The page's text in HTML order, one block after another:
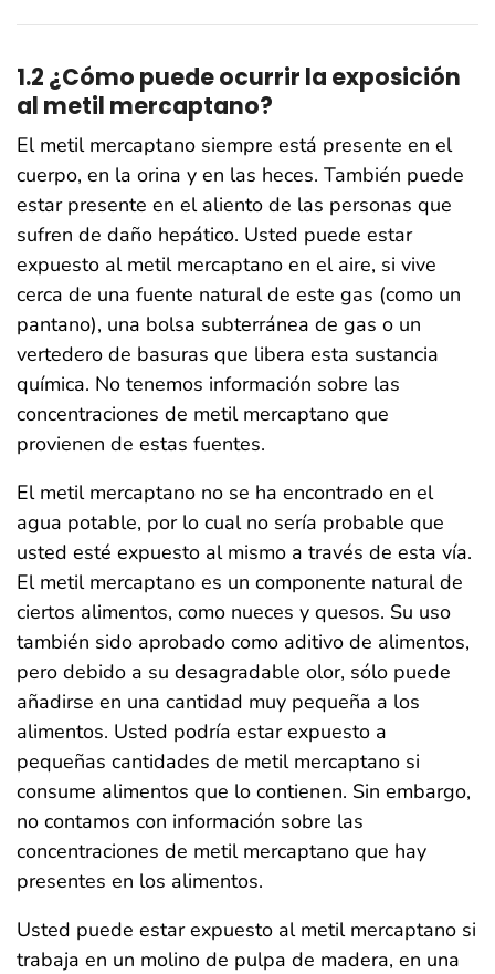
1.2 ¿Cómo puede ocurrir la exposición
al metil mercaptano?
El metil mercaptano siempre está presente en el
cuerpo, en la orina y en las heces. También puede
estar presente en el aliento de las personas que
sufren de daño hepático. Usted puede estar
expuesto al metil mercaptano en el aire, si vive
cerca de una fuente natural de este gas (como un
pantano), una bolsa subterránea de gas o un
vertedero de basuras que libera esta sustancia
química. No tenemos información sobre las
concentraciones de metil mercaptano que
provienen de estas fuentes.
El metil mercaptano no se ha encontrado en el
agua potable, por lo cual no sería probable que
usted esté expuesto al mismo a través de esta vía.
El metil mercaptano es un componente natural de
ciertos alimentos, como nueces y quesos. Su uso
también sido aprobado como aditivo de alimentos,
pero debido a su desagradable olor, sólo puede
añadirse en una cantidad muy pequeña a los
alimentos. Usted podría estar expuesto a
pequeñas cantidades de metil mercaptano si
consume alimentos que lo contienen. Sin embargo,
no contamos con información sobre las
concentraciones de metil mercaptano que hay
presentes en los alimentos.
Usted puede estar expuesto al metil mercaptano si
trabaja en un molino de pulpa de madera, en una